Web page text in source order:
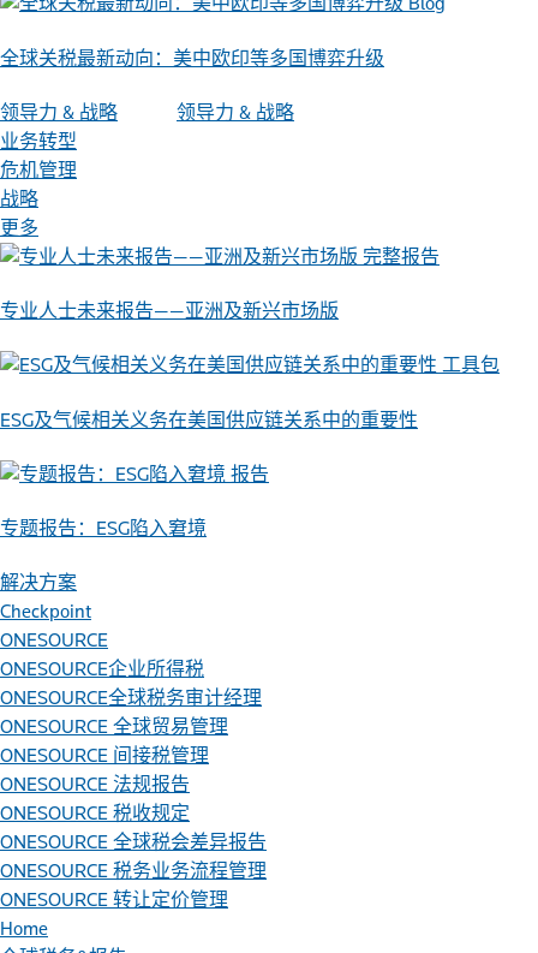
全球关税最新动向：美中欧印等多国博弈升级
领导力 & 战略
领导力 & 战略
业务转型
危机管理
战略
更多
完整报告
专业人士未来报告——亚洲及新兴市场版
工具包
ESG及气候相关义务在美国供应链关系中的重要性
报告
专题报告：ESG陷入窘境
解决方案
Checkpoint
ONESOURCE
ONESOURCE企业所得税
ONESOURCE全球税务审计经理
ONESOURCE 全球贸易管理
ONESOURCE 间接税管理
ONESOURCE 法规报告
ONESOURCE 税收规定
ONESOURCE 全球税会差异报告
ONESOURCE 税务业务流程管理
ONESOURCE 转让定价管理
Home